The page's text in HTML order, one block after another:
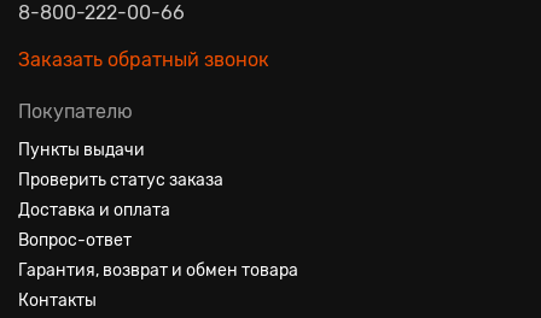
8-800-222-00-66
Заказать обратный звонок
Покупателю
Пункты выдачи
Проверить статус заказа
Доставка и оплата
Вопрос-ответ
Гарантия, возврат и обмен товара
Контакты